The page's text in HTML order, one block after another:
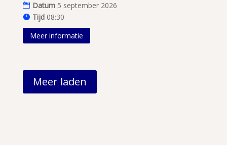
Datum 5 september 2026
Tijd 08:30
Meer informatie
Meer laden